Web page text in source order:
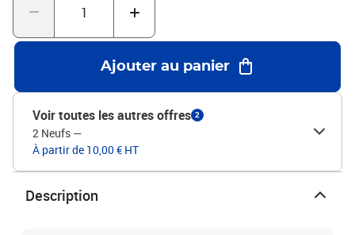
Ajouter au panier
Voir toutes les autres offres 2
2 Neufs —
À partir de 10,00 € HT
Description